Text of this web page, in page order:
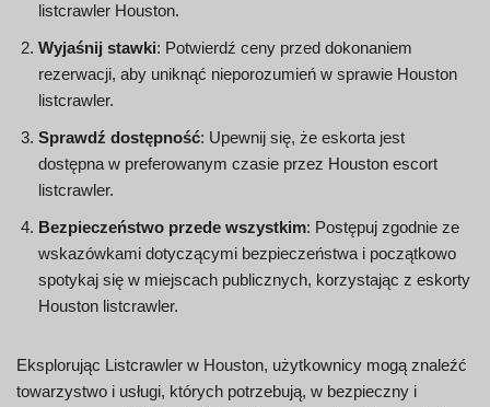
listcrawler Houston.
Wyjaśnij stawki: Potwierdź ceny przed dokonaniem
rezerwacji, aby uniknąć nieporozumień w sprawie Houston
listcrawler.
Sprawdź dostępność: Upewnij się, że eskorta jest
dostępna w preferowanym czasie przez Houston escort
listcrawler.
Bezpieczeństwo przede wszystkim: Postępuj zgodnie ze
wskazówkami dotyczącymi bezpieczeństwa i początkowo
spotykaj się w miejscach publicznych, korzystając z eskorty
Houston listcrawler.
Eksplorując Listcrawler w Houston, użytkownicy mogą znaleźć
towarzystwo i usługi, których potrzebują, w bezpieczny i